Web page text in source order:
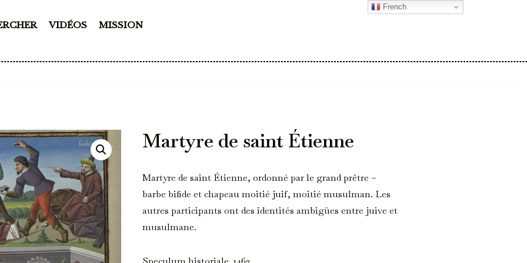
VIDÉOS MISSION
Martyre de saint Étienne
Martyre de saint Étienne, ordonné par le grand prêtre –
barbe bifide et chapeau moitié juif, moitié musulman. Les
autres participants ont des identités ambigües entre juive et
musulmane.
French